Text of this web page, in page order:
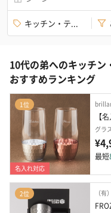
キッチン・テ...
10代の弟へのキッチン
おすすめランキング
1位
名入れ対応
【
グラ
最短
2位 （